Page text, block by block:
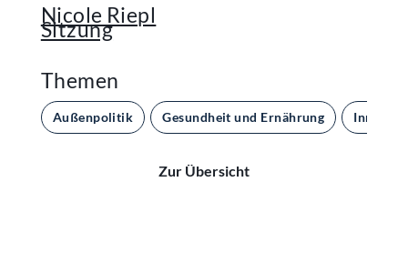
Nicole Riepl
Sitzung
Themen
Außenpolitik Gesundheit und Ernährung Inneres
Zur Übersicht